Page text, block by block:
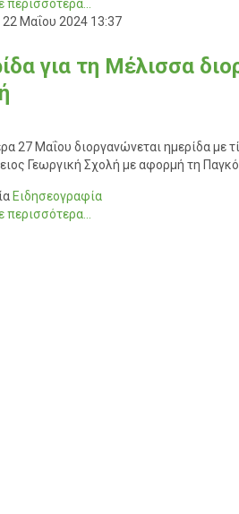
περισσότερα...
22 Μαΐου 2024 13:37
για τη Μέλισσα
27 Μαΐου διοργανώνεται ημερίδα
Γεωργική Σχολή με αφορμή τη
Ειδησεογραφία
περισσότερα...